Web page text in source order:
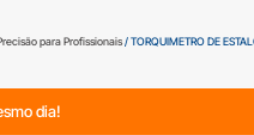
para Profissionais/ TORQUIMETRO DE
dia!